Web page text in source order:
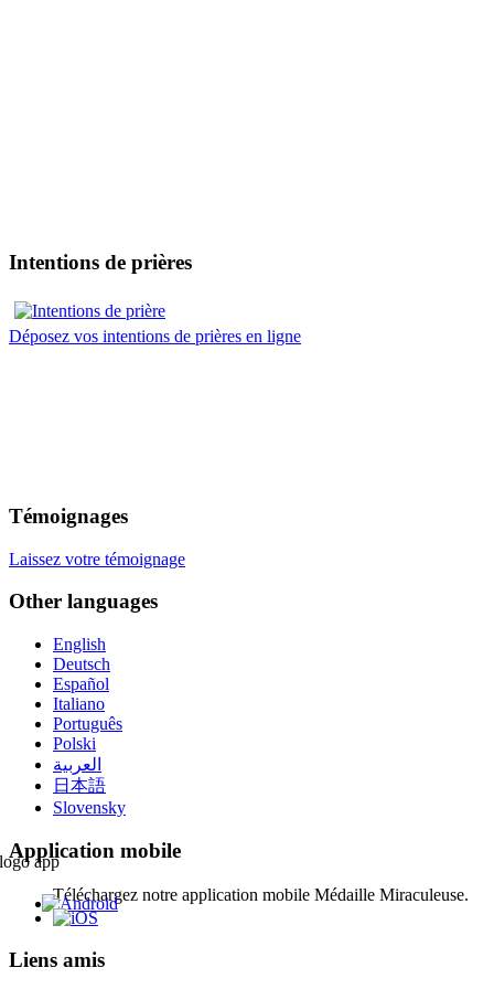
Intentions de prières
Déposez vos intentions de prières en ligne
Témoignages
Laissez votre témoignage
Other languages
English
Deutsch
Español
Italiano
Português
Polski
العربية
日本語
Slovensky
Application mobile
Téléchargez notre application mobile Médaille Miraculeuse.
Liens amis